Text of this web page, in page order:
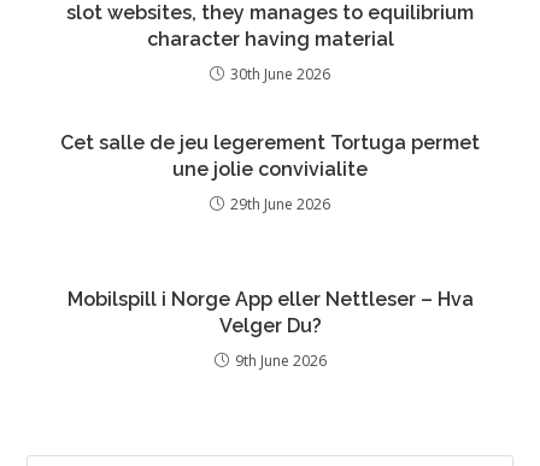
slot websites, they manages to equilibrium
character having material
30th June 2026
Cet salle de jeu legerement Tortuga permet
une jolie convivialite
29th June 2026
Mobilspill i Norge App eller Nettleser – Hva
Velger Du?
9th June 2026